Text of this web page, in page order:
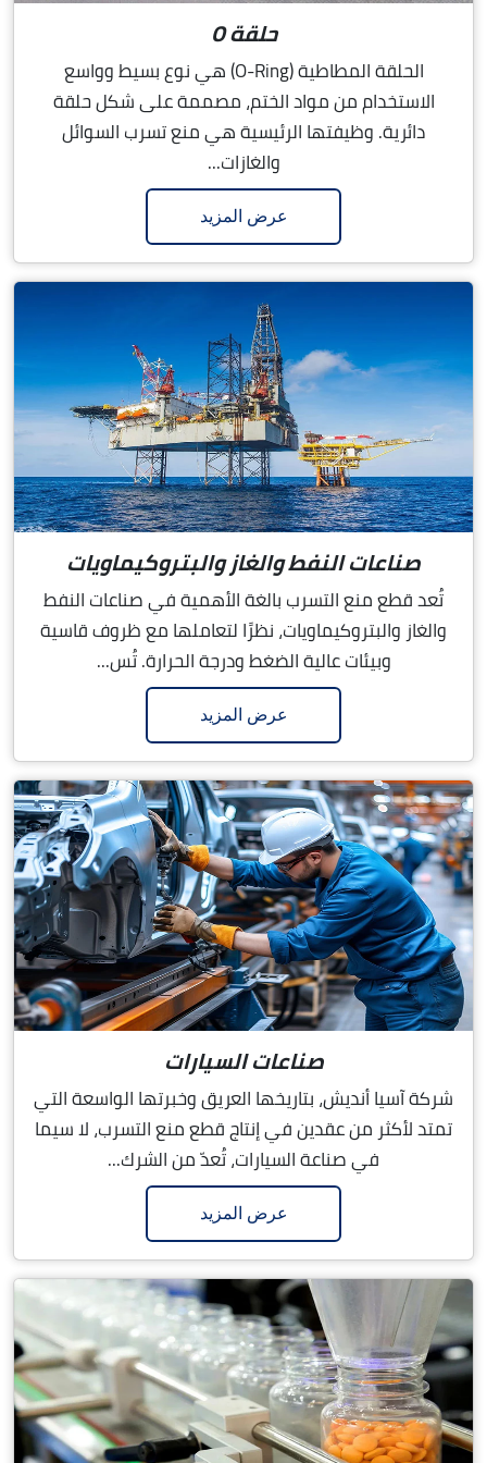
حلقة O
الحلقة المطاطية (O-Ring) هي نوع بسيط وواسع
الاستخدام من مواد الختم، مصممة على شكل حلقة
دائرية. وظيفتها الرئيسية هي منع تسرب السوائل
والغازات...
عرض المزيد
صناعات النفط والغاز والبتروكيماويات
تُعد قطع منع التسرب بالغة الأهمية في صناعات النفط
والغاز والبتروكيماويات، نظرًا لتعاملها مع ظروف قاسية
وبيئات عالية الضغط ودرجة الحرارة. تُس...
عرض المزيد
صناعات السيارات
شركة آسيا أنديش، بتاريخها العريق وخبرتها الواسعة التي
تمتد لأكثر من عقدين في إنتاج قطع منع التسرب، لا سيما
في صناعة السيارات، تُعدّ من الشرك...
عرض المزيد